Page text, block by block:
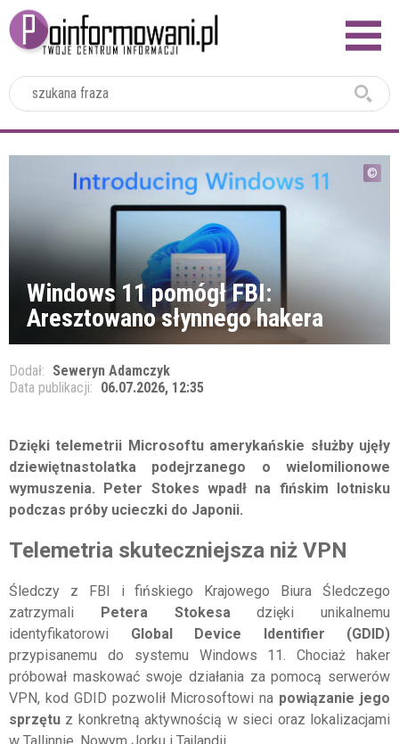
Windows 11 pomógł FBI:
Aresztowano słynnego hakera
Dodał: Seweryn Adamczyk
Data publikacji: 06.07.2026, 12:35
Dzięki telemetrii Microsoftu amerykańskie służby ujęły
dziewiętnastolatka podejrzanego o wielomilionowe
wymuszenia. Peter Stokes wpadł na fińskim lotnisku
podczas próby ucieczki do Japonii.
Telemetria skuteczniejsza niż VPN
Śledczy z FBI i fińskiego Krajowego Biura Śledczego
zatrzymali
Petera Stokesadzięki unikalnemu
identyfikatorowi Global Device Identifier (GDID)
przypisanemu do systemu Windows 11. Chociaż haker
próbował maskować swoje działania za pomocą serwerów
VPN, kod GDID pozwolił Microsoftowi na powiązanie jego
sprzętu z konkretną aktywnością w sieci oraz lokalizacjami